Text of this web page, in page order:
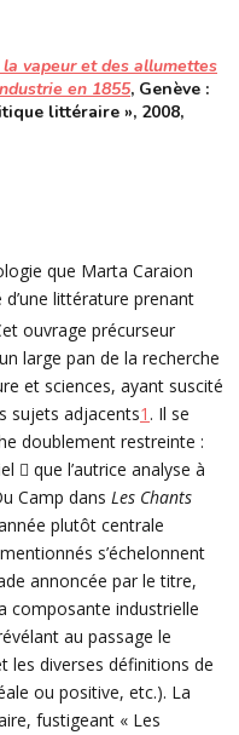
vapeur et des allumettes
en 1855, Genève :
littéraire », 2008,
que Marta Caraion
littérature prenant
ouvrage précurseur
large pan de la recherche
et sciences, ayant suscité
sujets adjacents1 . Il se
doublement restreinte :
 que l’autrice analyse à
Camp dans Les Chants
plutôt centrale
s’échelonnent
annoncée par le titre,
composante industrielle
au passage le
les diverses définitions de
ou positive, etc.). La
fustigeant « Les